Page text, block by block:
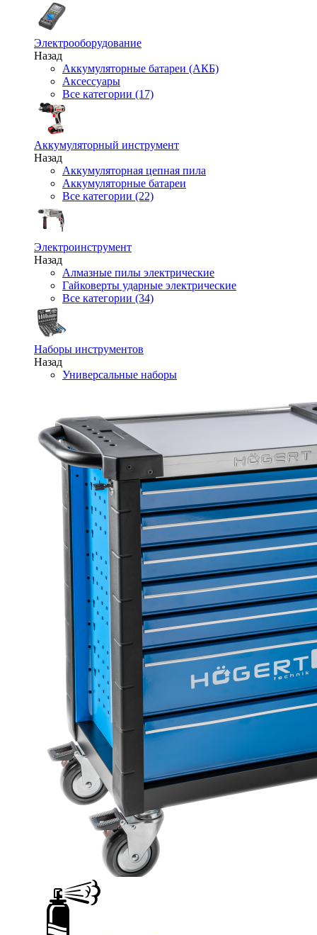
Электрооборудование
Назад
Аккумуляторные батареи (АКБ)
Аксессуары
Все категории (17)
Аккумуляторный инструмент
Назад
Аккумуляторная цепная пила
Аккумуляторные батареи
Все категории (22)
Электроинструмент
Назад
Алмазные пилы электрические
Гайковерты ударные электрические
Все категории (34)
Наборы инструментов
Назад
Универсальные наборы